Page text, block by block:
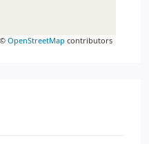
OpenStreetMap contributors